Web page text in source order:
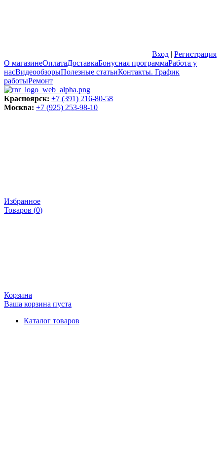
Вход | Регистрация
О магазинеОплатаДоставкаБонусная программаРабота у
насВидеообзорыПолезные статьиКонтакты. График
работыРемонт
Красноярск: +7 (391) 216-80-58
Москва: +7 (925) 253-98-10
Избранное
Товаров (0)
Корзина
Ваша корзина пуста
Каталог товаров